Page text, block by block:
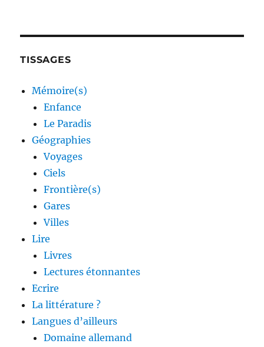
TISSAGES
Mémoire(s)
Enfance
Le Paradis
Géographies
Voyages
Ciels
Frontière(s)
Gares
Villes
Lire
Livres
Lectures étonnantes
Ecrire
La littérature ?
Langues d’ailleurs
Domaine allemand